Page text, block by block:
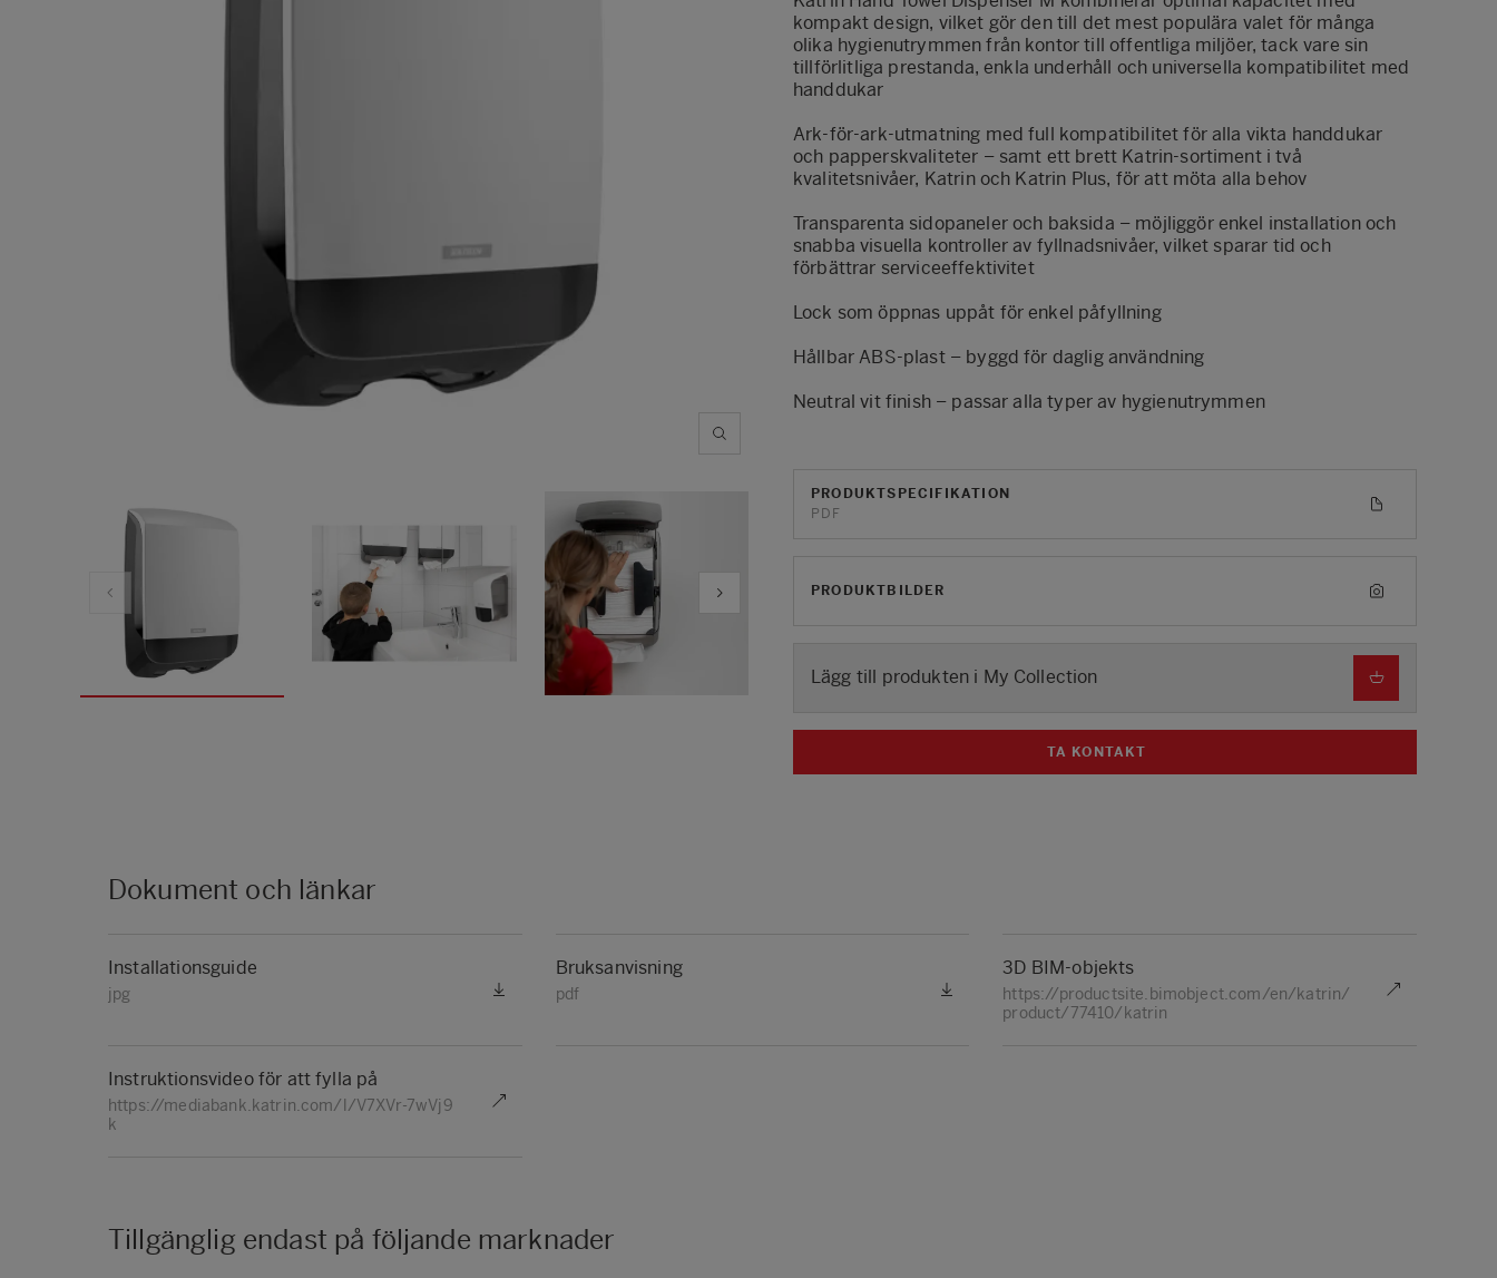
kompakt design, vilket gör den till det mest populära valet för många
olika hygienutrymmen från kontor till offentliga miljöer, tack vare sin
tillförlitliga prestanda, enkla underhåll och universella kompatibilitet med
handdukar
Ark-för-ark-utmatning med full kompatibilitet för alla vikta handdukar
och papperskvaliteter – samt ett brett Katrin-sortiment i två
kvalitetsnivåer, Katrin och Katrin Plus, för att möta alla behov
Transparenta sidopaneler och baksida – möjliggör enkel installation och
snabba visuella kontroller av fyllnadsnivåer, vilket sparar tid och
förbättrar serviceeffektivitet
Lock som öppnas uppåt för enkel påfyllning
Hållbar ABS-plast – byggd för daglig användning
Neutral vit finish – passar alla typer av hygienutrymmen
PRODUKTSPECIFIKATION
PDF
PRODUKTBILDER
Lägg till produkten i My Collection
TA KONTAKT
Dokument och länkar
Installationsguide
jpg
Bruksanvisning
pdf
3D BIM-objekts
https://productsite.bimobject.com/en/katrin/
product/77410/katrin
Instruktionsvideo för att fylla på
https://mediabank.katrin.com/l/V7XVr-7wVj9
k
Tillgänglig endast på följande marknader